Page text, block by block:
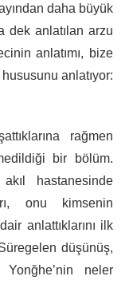
daha büyük
dek anlatılan arzu
anlatımı, bize
anlatıyor:
rağmen
bir bölüm.
hastanesinde
onu kimsenin
anlattıklarını ilk
düşünüş,
neler